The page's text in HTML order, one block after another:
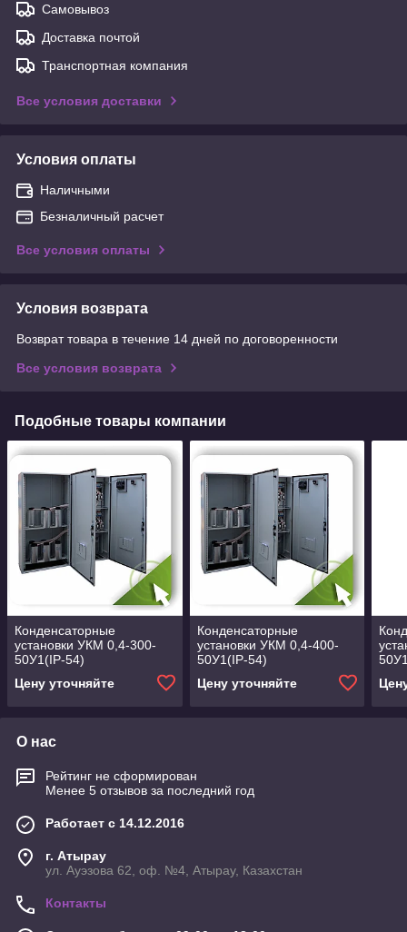
Самовывоз
Доставка почтой
Транспортная компания
Все условия доставки
Условия оплаты
Наличными
Безналичный расчет
Все условия оплаты
Условия возврата
Возврат товара в течение 14 дней по договоренности
Все условия возврата
Подобные товары компании
Конденсаторные
установки УКМ 0,4-300-
50У1(IP-54)
Цену уточняйте
Конденсаторные
установки УКМ 0,4-400-
50У1(IP-54)
Цену уточняйте
О нас
Рейтинг не сформирован
Менее 5 отзывов за последний год
Работает с 14.12.2016
г. Атырау
ул. Ауэзова 62, оф. №4, Атырау, Казахстан
Контакты